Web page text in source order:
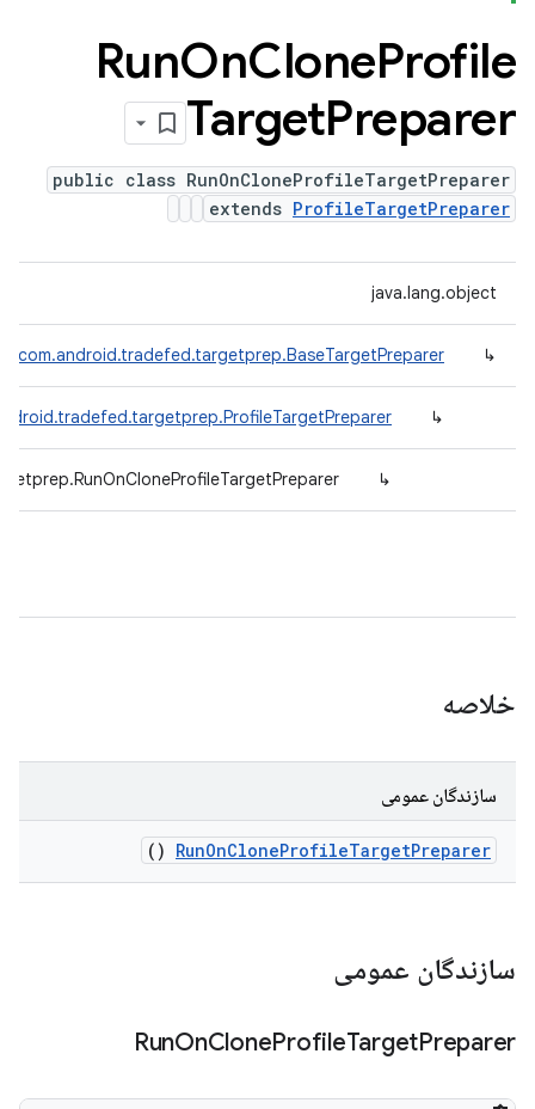
RunOnCloneProfile
TargetPreparer
public class RunOnCloneProfileTargetPreparer
extends ProfileTargetPreparer
java.lang.object
↳
com.android.tradefed.targetprep.BaseTargetPreparer
↳
↳
خلاصه
سازندگان عمومی
RunOnCloneProfileTargetPreparer
()
سازندگان عمومی
RunOnCloneProfileTargetPreparer